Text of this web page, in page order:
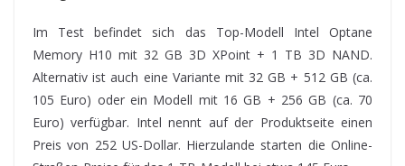
Im Test befindet sich das Top-Modell Intel Optane
Memory H10 mit 32 GB 3D XPoint + 1 TB 3D NAND.
Alternativ ist auch eine Variante mit 32 GB + 512 GB (ca.
105 Euro) oder ein Modell mit 16 GB + 256 GB (ca. 70
Euro) verfügbar. Intel nennt auf der Produktseite einen
Preis von 252 US-Dollar. Hierzulande starten die Online-